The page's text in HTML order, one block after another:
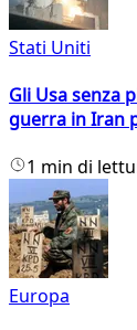
Stati Uniti
Gli Usa senza
guerra in Iran
1 min di
Europa